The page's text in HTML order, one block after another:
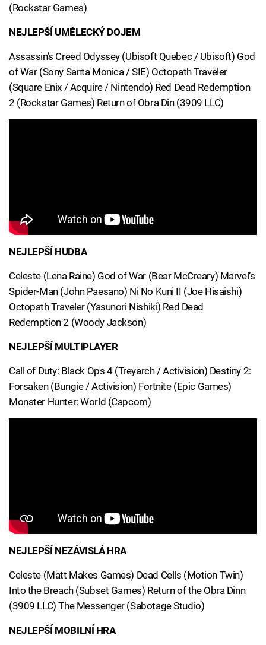
(Rockstar Games)
NEJLEPŠÍ UMĚLECKÝ DOJEM
Assassin’s Creed Odyssey (Ubisoft Quebec / Ubisoft) God
of War (Sony Santa Monica / SIE) Octopath Traveler
(Square Enix / Acquire / Nintendo) Red Dead Redemption
2 (Rockstar Games) Return of Obra Din (3909 LLC)
NEJLEPŠÍ HUDBA
Celeste (Lena Raine) God of War (Bear McCreary) Marvel’s
Spider-Man (John Paesano) Ni No Kuni II (Joe Hisaishi)
Octopath Traveler (Yasunori Nishiki) Red Dead
Redemption 2 (Woody Jackson)
NEJLEPŠÍ MULTIPLAYER
Call of Duty: Black Ops 4 (Treyarch / Activision) Destiny 2:
Forsaken (Bungie / Activision) Fortnite (Epic Games)
Monster Hunter: World (Capcom)
NEJLEPŠÍ NEZÁVISLÁ HRA
Celeste (Matt Makes Games) Dead Cells (Motion Twin)
Into the Breach (Subset Games) Return of the Obra Dinn
(3909 LLC) The Messenger (Sabotage Studio)
NEJLEPŠÍ MOBILNÍ HRA